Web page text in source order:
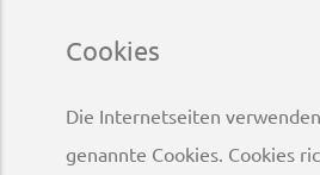
Cookies
Die Internetseiten
genannte Cookies. Cookies